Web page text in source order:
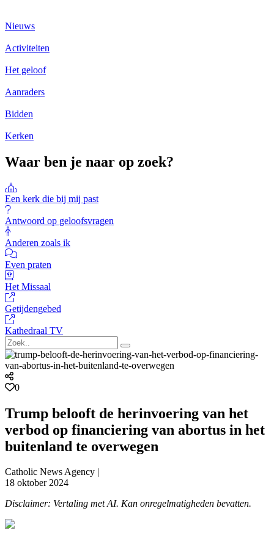
Nieuws
Activiteiten
Het geloof
Aanraders
Bidden
Kerken
Waar ben je naar op zoek?
Een kerk die bij mij past
Antwoord op geloofsvragen
Anderen zoals ik
Even praten
Het Missaal
Getijdengebed
Kathedraal TV
0
Trump belooft de herinvoering van het
verbod op financiering van abortus in het
buitenland te overwegen
Catholic News Agency |
18 oktober 2024
Disclaimer: Vertaling met AI. Kan onregelmatigheden bevatten.